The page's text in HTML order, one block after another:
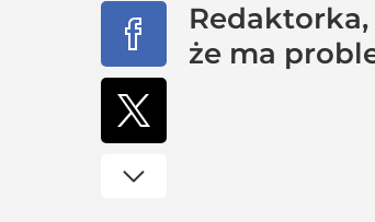
Redaktorka,
że ma